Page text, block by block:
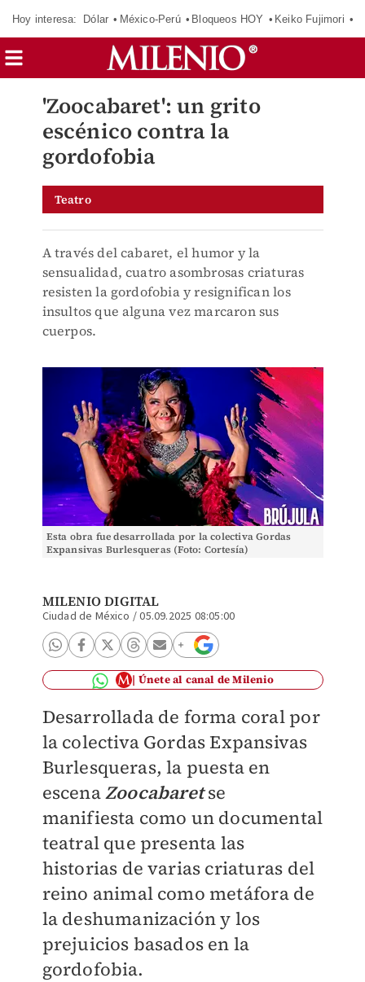
Hoy interesa: Dólar México-Perú Bloqueos HOY Keiko Fujimori
'Zoocabaret': un grito
escénico contra la
gordofobia
Teatro
A través del cabaret, el humor y la
sensualidad, cuatro asombrosas criaturas
resisten la gordofobia y resignifican los
insultos que alguna vez marcaron sus
cuerpos.
Esta obra fue desarrollada por la colectiva Gordas
Expansivas Burlesqueras (Foto: Cortesía)
MILENIO DIGITAL
Ciudad de México /05.09.2025 08:05:00
Únete al canal de Milenio
Desarrollada de forma coral por
la colectiva Gordas Expansivas
Burlesqueras, la puesta en
escenaZoocabaretse
manifiesta como un documental
teatral que presenta las
historias de varias criaturas del
reino animal como metáfora de
la deshumanización y los
prejuicios basados en la
gordofobia.